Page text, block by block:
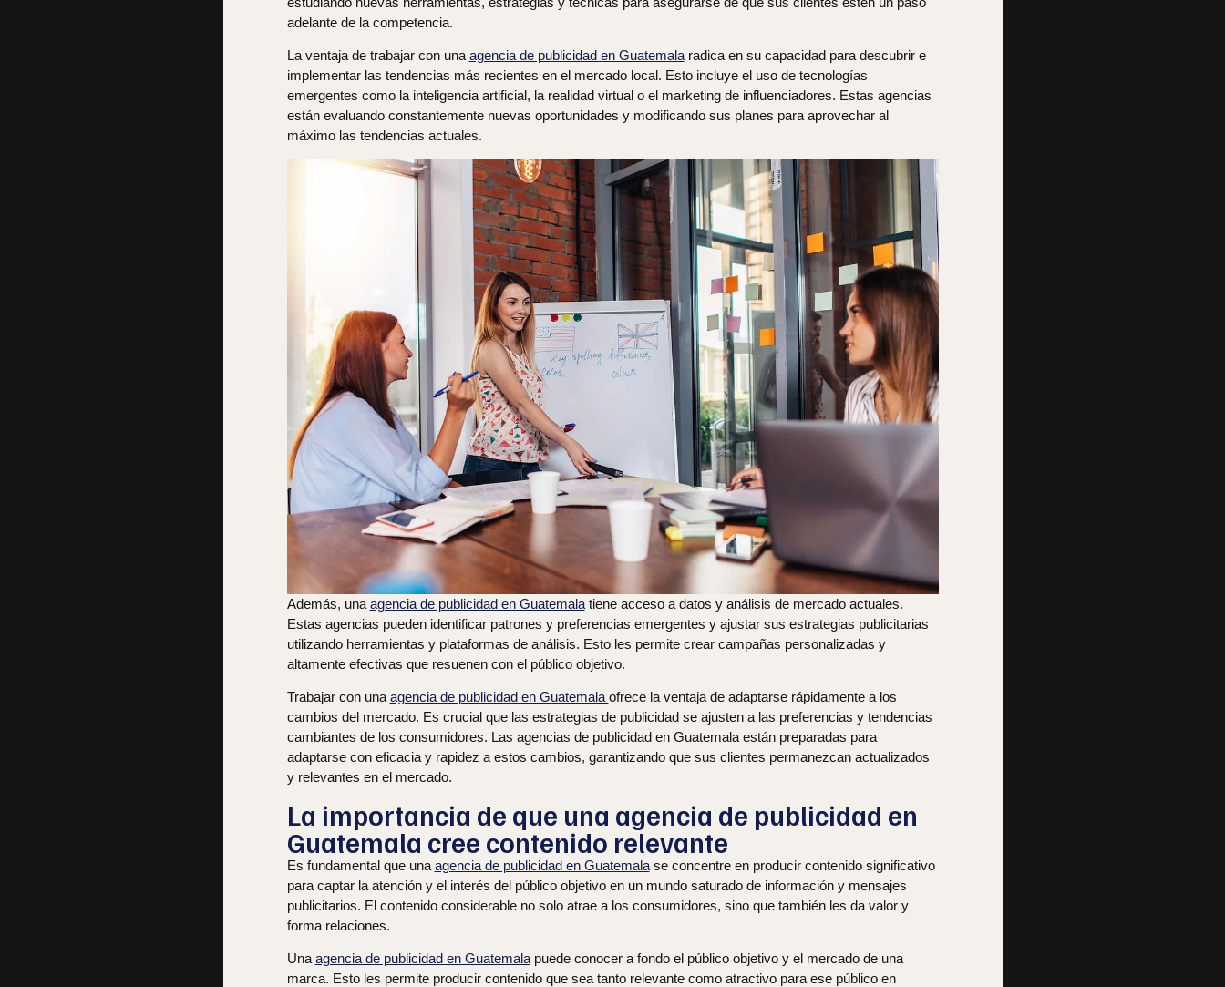
adelante de la competencia.
La ventaja de trabajar con unaagencia de publicidad en Guatemalaradica en su capacidad para descubrir e
implementar las tendencias más recientes en el mercado local. Esto incluye el uso de tecnologías
emergentes como la inteligencia artificial, la realidad virtual o el marketing de influenciadores. Estas agencias
están evaluando constantemente nuevas oportunidades y modificando sus planes para aprovechar al
máximo las tendencias actuales.
Además, una agencia de publicidad en Guatemalatiene acceso a datos y análisis de mercado actuales.
Estas agencias pueden identificar patrones y preferencias emergentes y ajustar sus estrategias publicitarias
utilizando herramientas y plataformas de análisis. Esto les permite crear campañas personalizadas y
altamente efectivas que resuenen con el público objetivo.
Trabajar con una agencia de publicidad en Guatemala ofrece la ventaja de adaptarse rápidamente a los
cambios del mercado. Es crucial que las estrategias de publicidad se ajusten a las preferencias y tendencias
cambiantes de los consumidores. Las agencias de publicidad en Guatemala están preparadas para
adaptarse con eficacia y rapidez a estos cambios, garantizando que sus clientes permanezcan actualizados
y relevantes en el mercado.
La importancia de que una agencia de publicidad en
Guatemala cree contenido relevante
Es fundamental que una agencia de publicidad en Guatemalase concentre en producir contenido significativo
para captar la atención y el interés del público objetivo en un mundo saturado de información y mensajes
publicitarios. El contenido considerable no solo atrae a los consumidores, sino que también les da valor y
forma relaciones.
Una agencia de publicidad en Guatemalapuede conocer a fondo el público objetivo y el mercado de una
marca. Esto les permite producir contenido que sea tanto relevante como atractivo para ese público en